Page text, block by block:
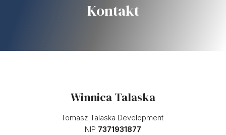
Kontakt
Winnica Talaska
Tomasz Talaska Development
NIP 7371931877